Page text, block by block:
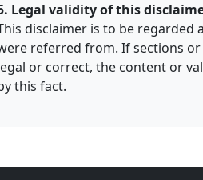
Legal validity of this
disclaimer is to be
referred from. If sections
or correct, the content or
this fact.